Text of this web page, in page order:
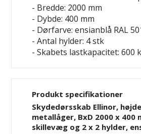
- Bredde: 2000 mm
- Dybde: 400 mm
- Dørfarve: ensianblå RAL
- Antal hylder: 4 stk
- Skabets lastkapacitet: 600
Produkt specifikationer
Skydedørsskab Ellinor,
metallåger, BxD 2000 x 400
skillevæg og 2 x 2 hylder,